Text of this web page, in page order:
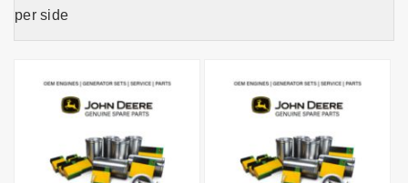
per side